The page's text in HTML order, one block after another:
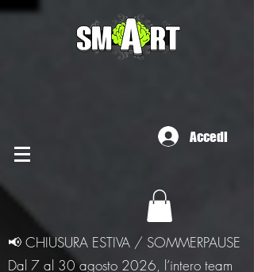
Accedi
📢 CHIUSURA ESTIVA / SOMMERPAUSE
Dal 7 al 30 agosto 2026, l’intero team